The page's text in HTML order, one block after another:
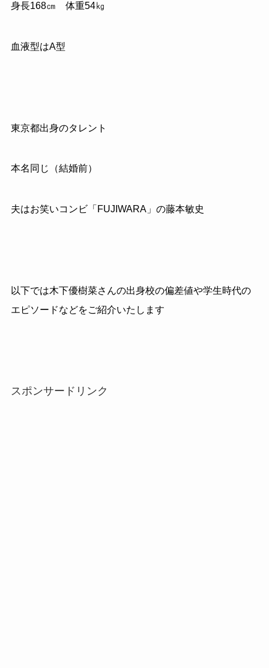
身長168㎝ 体重54㎏
血液型はA型
東京都出身のタレント
本名同じ（結婚前）
夫はお笑いコンビ「FUJIWARA」の藤本敏史
以下では木下優樹菜さんの出身校の偏差値や学生時代の
エピソードなどをご紹介いたします
スポンサードリンク